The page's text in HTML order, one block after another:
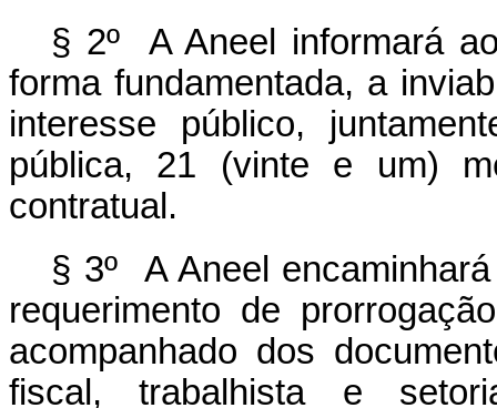
§ 2º A Aneel informará
forma fundamentada, a
interesse público,
pública, 21 (vinte e um)
contratual.
§ 3º A Aneel
requerimento de
acompanhado dos
fiscal, trabalhista e